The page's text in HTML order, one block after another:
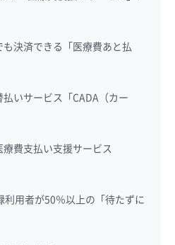
も決済できる「医療費あと払
払いサービス「CADA（カー
療費支払い支援サービス
利用者が50％以上の「待たずに